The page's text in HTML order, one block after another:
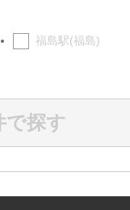
福島駅(福島)
で探す